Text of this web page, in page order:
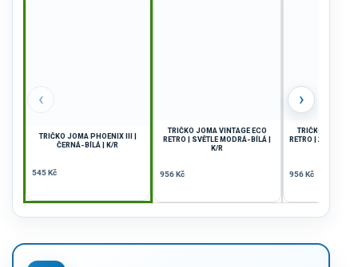
‹
TRIČKO JOMA PHOENIX III |
ČERNÁ-BÍLÁ | K/R
545 Kč
TRIČKO JOMA VINTAGE ECO
RETRO | SVĚTLE MODRÁ-BÍLÁ |
K/R
956 Kč
TRIČKO JOMA
RETRO | ŽLUTÁ-
956 Kč
›